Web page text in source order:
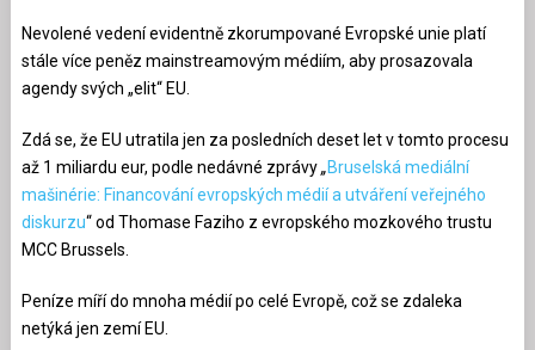
Nevolené vedení evidentně zkorumpované Evropské unie platí
stále více peněz mainstreamovým médiím, aby prosazovala
agendy svých „elit“ EU.
Zdá se, že EU utratila jen za posledních deset let v tomto procesu
až 1 miliardu eur, podle nedávné zprávy„Bruselská mediální
mašinérie: Financování evropských médií a utváření veřejného
diskurzu“ od Thomase Faziho z evropského mozkového trustu
MCC Brussels.
Peníze míří do mnoha médií po celé Evropě, což se zdaleka
netýká jen zemí EU.